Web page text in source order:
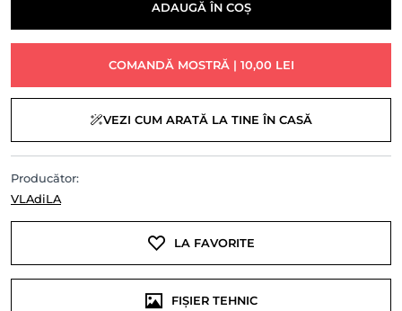
ADAUGĂ ÎN COȘ
COMANDĂ MOSTRĂ | 10,00 LEI
VEZI CUM ARATĂ LA TINE ÎN CASĂ
Producător:
VLAdiLA
LA FAVORITE
FIȘIER TEHNIC